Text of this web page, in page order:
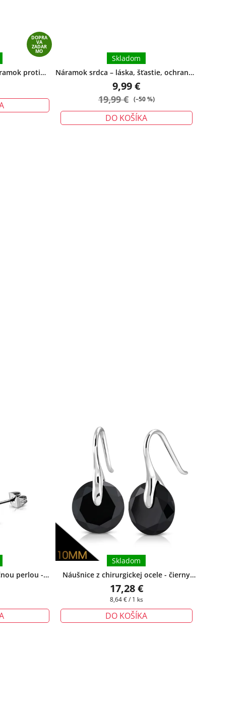
DOPRA
VA
ZADAR
MO
proti
ochrany
Náramok srdca – láska, šťastie, ochrana -
veľký
Skladom
9,99 €
19,99 € (–50 %)
DO KOŠÍKA
perlou -
krabička
Náušnice z chirurgickej ocele - čierny
+ darčeková krabička zadarmo
Skladom
17,28 €
Jednotková
8,64 € / 1 ks
DO KOŠÍKA